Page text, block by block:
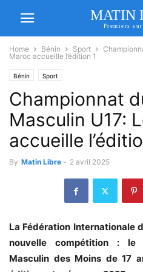
MATIN
Premiers
Home Bénin Sport
Maroc accueille l’édition 1
Bénin Sport
Championnat
Masculin U17:
accueille
By Matin Libre - 2 avril 2025
La Fédération Internationale
nouvelle compétition : le
Masculin des Moins de 17